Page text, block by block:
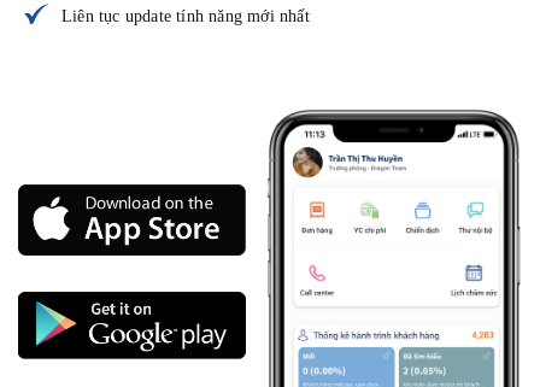
Liên tục update tính năng mới nhất